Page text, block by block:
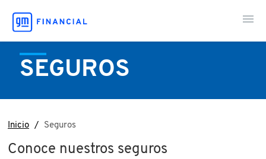
Contáctanos
SEGUROS
Inicio Seguros
Conoce nuestros seguros